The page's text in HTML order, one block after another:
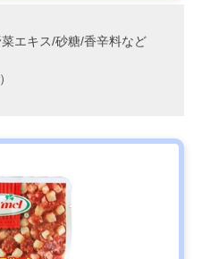
エキス/砂糖/香辛料など